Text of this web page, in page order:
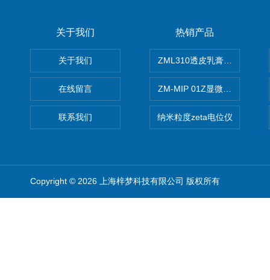
关于我们
关于我们
在线留言
联系我们
热销产品
ZML310透皮乳膏粒度晶型分
ZM-MIP 01Z显微镜法不溶性
纳米粒度zeta电位仪
Copyright © 2026 上海梓梦科技有限公司 版权所有